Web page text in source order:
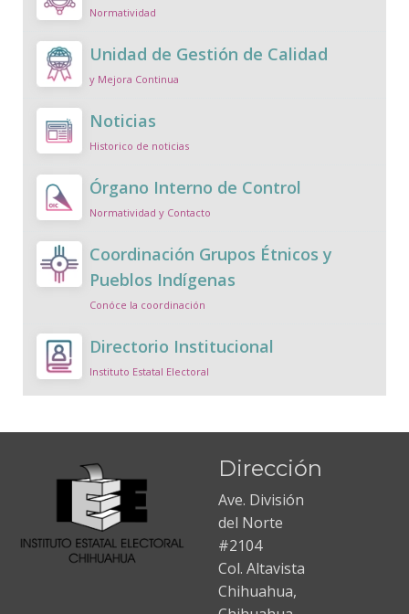
Normatividad
Unidad de Gestión de Calidad
y Mejora Continua
Noticias
Historico de noticias
Órgano Interno de Control
Normatividad y Contacto
Coordinación Grupos Étnicos y
Pueblos Indígenas
Conóce la coordinación
Directorio Institucional
Instituto Estatal Electoral
Dirección
Ave. División
del Norte
#2104
Col. Altavista
Chihuahua,